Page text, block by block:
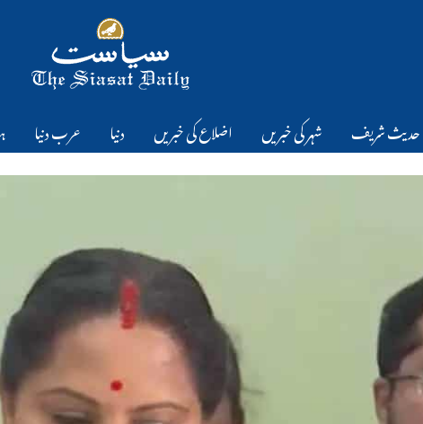
حدیث شریف شہر کی خبریں اضلاع کی خبریں دنیا عرب دنیا